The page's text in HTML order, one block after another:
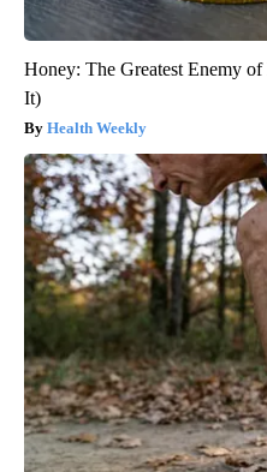
Honey: The Greatest Enemy
It)
Health Weekly